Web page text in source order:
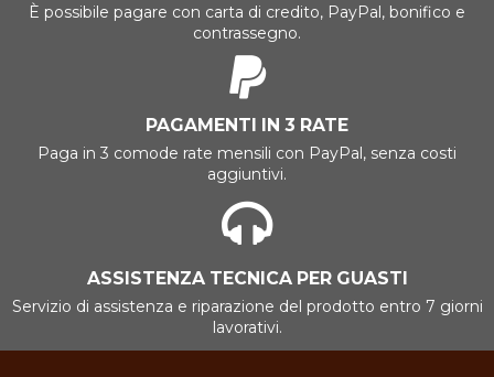
È possibile pagare con carta di credito, PayPal, bonifico e
contrassegno.
PAGAMENTI IN 3 RATE
Paga in 3 comode rate mensili con PayPal, senza costi
aggiuntivi.
ASSISTENZA TECNICA PER GUASTI
Servizio di assistenza e riparazione del prodotto entro 7 giorni
lavorativi.